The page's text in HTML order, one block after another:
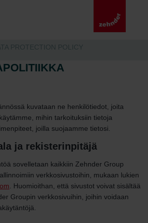
PROTECTION POLICY
kuvataan ne henkilötiedot, joita
mihin tarkoituksiin tietoja
joilla suojaamme tietosi.
ja rekisterinpitäjä
sovelletaan kaikkiin Zehnder Group
verkkosivustoihin, mukaan lukien
. Huomioithan, että sivustot voivat sisältää
Groupin verkkosivuihin, joihin voidaan